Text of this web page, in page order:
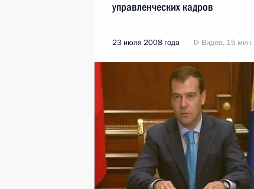
управленческих кадров
23 июля 2008 года Видео, 15 мин.